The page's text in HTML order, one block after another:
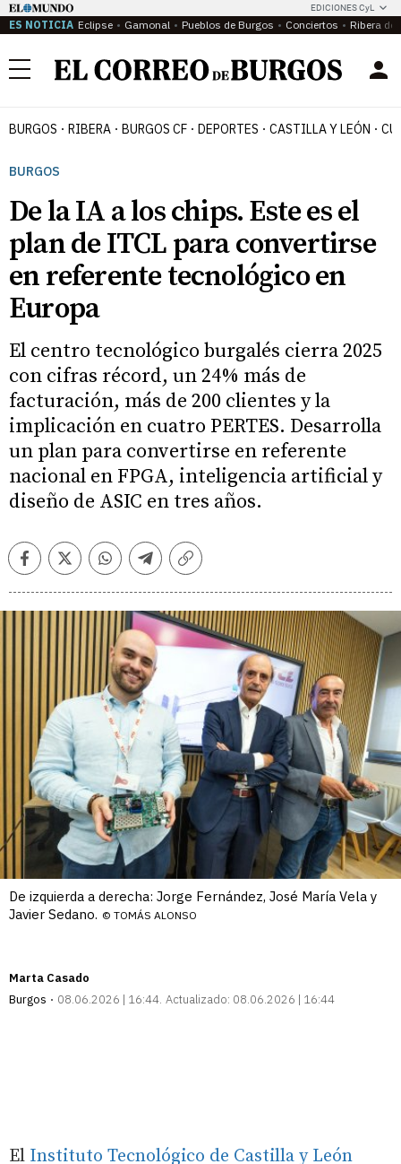
EDICIONES CyL
ES NOTICIA Eclipse Gamonal Pueblos de Burgos Conciertos Ribera del
Menú
BURGOS RIBERA BURGOS CF DEPORTES CASTILLA Y LEÓN
BURGOS
De la IA a los chips. Este es el
plan de ITCL para convertirse
en referente tecnológico en
Europa
El centro tecnológico burgalés cierra 2025
con cifras récord, un 24% más de
facturación, más de 200 clientes y la
implicación en cuatro PERTES. Desarrolla
un plan para convertirse en referente
nacional en FPGA, inteligencia artificial y
diseño de ASIC en tres años.
FacebookTwitterWhatsappTelegramCopiar
De izquierda a derecha: Jorge Fernández, José María Vela y
Javier Sedano. © TOMÁS ALONSO
Marta Casado
Burgos
08.06.2026 | 16:44 Actualizado: 08.06.2026 | 16:44
El Instituto Tecnológico de Castilla y León